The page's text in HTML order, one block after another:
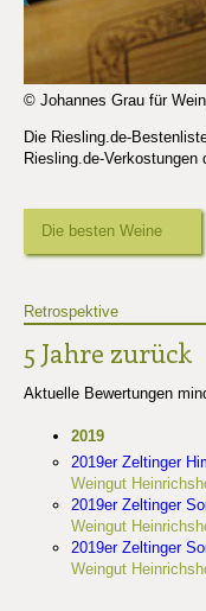
© Johannes Grau für
Die Riesling.de-
Riesling.de-
Die besten Weine
Retrospektive
5 Jahre zurück
Aktuelle Bewertungen
2019
2019er Zeltinger
Weingut
2019er Zeltinger
Weingut
2019er Zeltinger
Weingut